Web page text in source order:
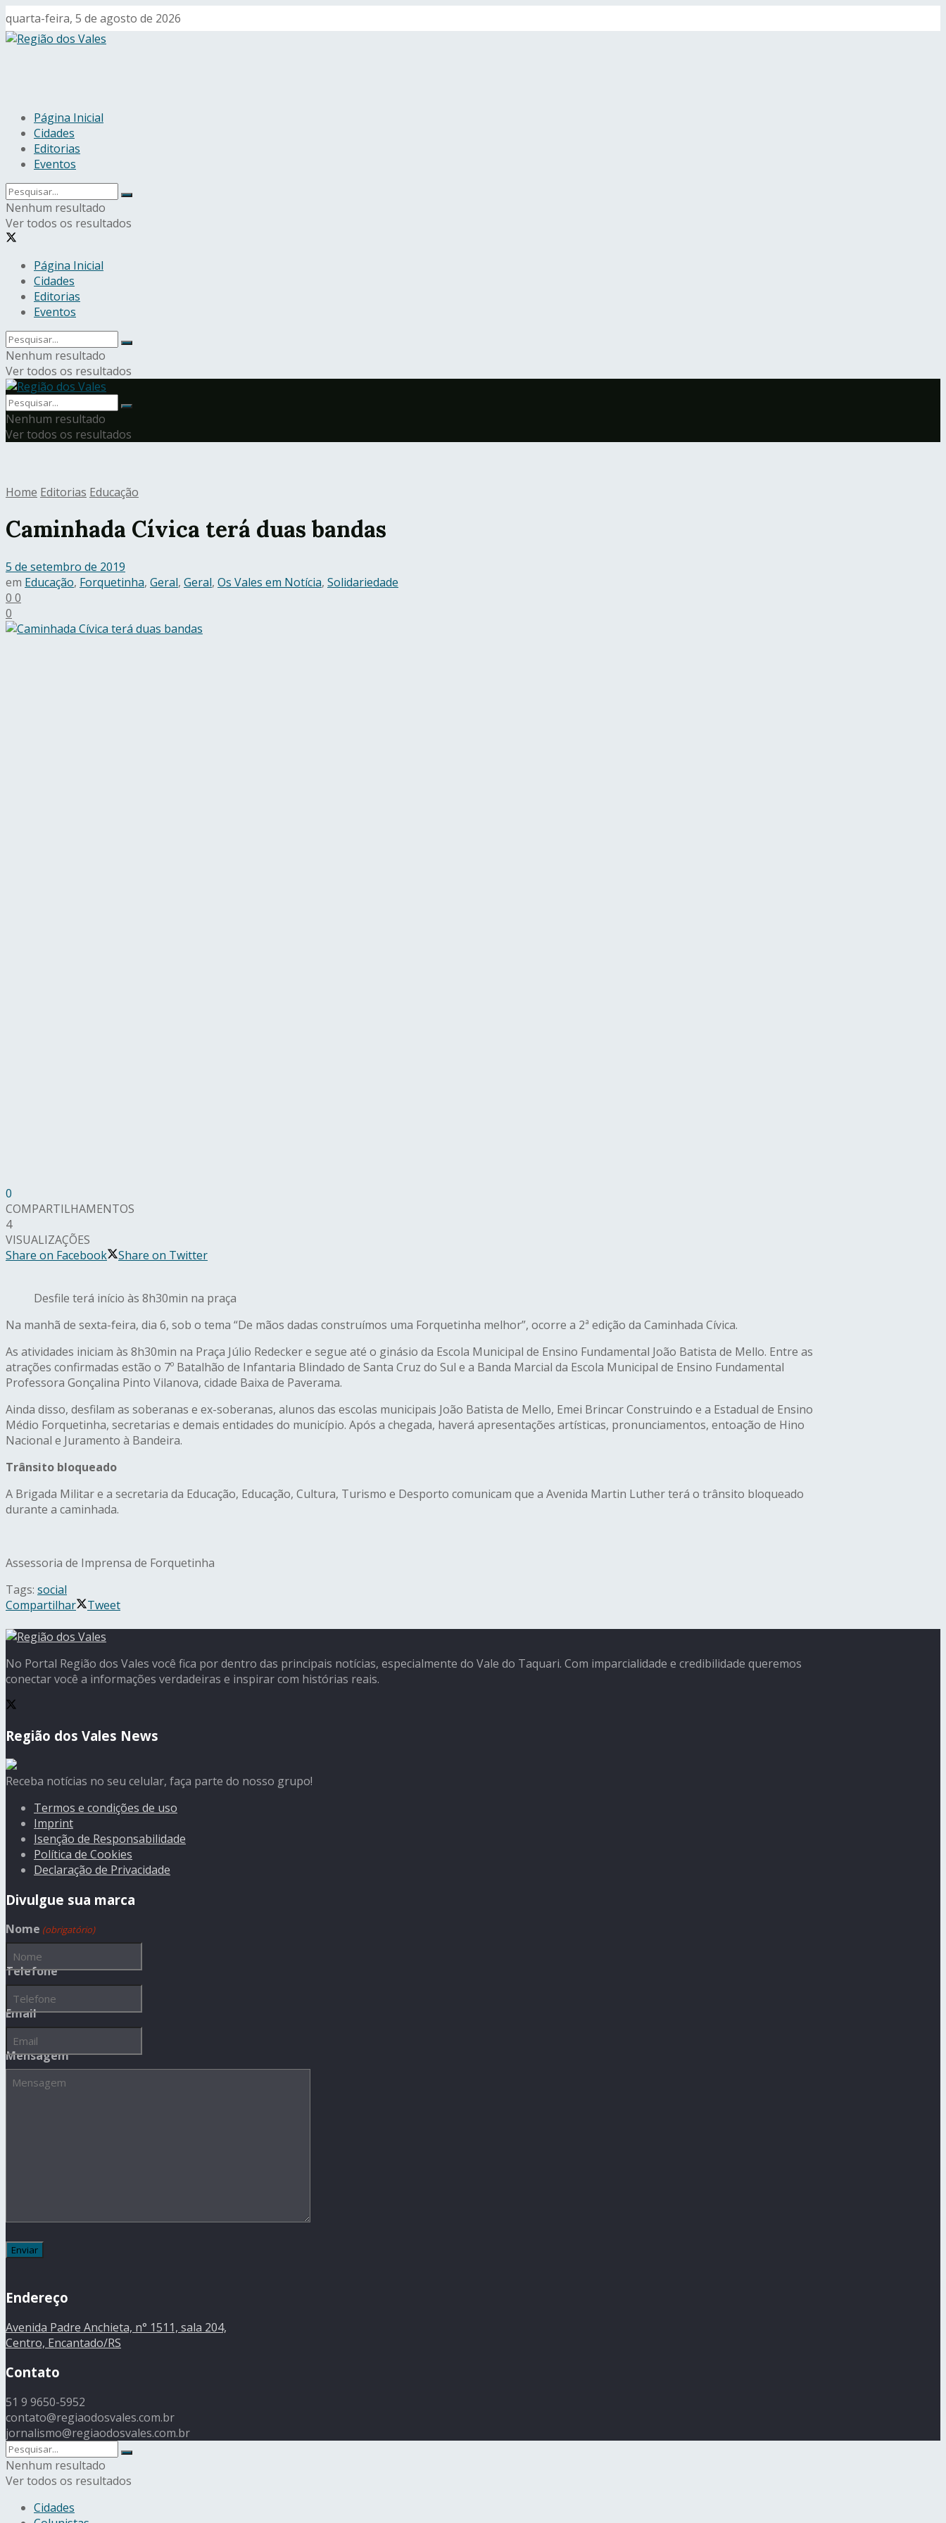
quarta-feira, 5 de agosto de 2026
Página Inicial
Cidades
Editorias
Eventos
Nenhum resultado
Ver todos os resultados
Página Inicial
Cidades
Editorias
Eventos
Nenhum resultado
Ver todos os resultados
Nenhum resultado
Ver todos os resultados
Home Editorias Educação
Caminhada Cívica terá duas bandas
5 de setembro de 2019
em Educação, Forquetinha, Geral, Geral, Os Vales em Notícia, Solidariedade
0 0
0
0
COMPARTILHAMENTOS
4
VISUALIZAÇÕES
Share on Facebook
Share on Twitter
Desfile terá início às 8h30min na praça
Na manhã de sexta-feira, dia 6, sob o tema “De mãos dadas construímos uma Forquetinha melhor”, ocorre a 2ª edição da Caminhada Cívica.
As atividades iniciam às 8h30min na Praça Júlio Redecker e segue até o ginásio da Escola Municipal de Ensino Fundamental João Batista de Mello. Entre as
atrações confirmadas estão o 7º Batalhão de Infantaria Blindado de Santa Cruz do Sul e a Banda Marcial da Escola Municipal de Ensino Fundamental
Professora Gonçalina Pinto Vilanova, cidade Baixa de Paverama.
Ainda disso, desfilam as soberanas e ex-soberanas, alunos das escolas municipais João Batista de Mello, Emei Brincar Construindo e a Estadual de Ensino
Médio Forquetinha, secretarias e demais entidades do município. Após a chegada, haverá apresentações artísticas, pronunciamentos, entoação de Hino
Nacional e Juramento à Bandeira.
Trânsito bloqueado
A Brigada Militar e a secretaria da Educação, Educação, Cultura, Turismo e Desporto comunicam que a Avenida Martin Luther terá o trânsito bloqueado
durante a caminhada.
Assessoria de Imprensa de Forquetinha
Tags: social
Compartilhar
Tweet
No Portal Região dos Vales você fica por dentro das principais notícias, especialmente do Vale do Taquari. Com imparcialidade e credibilidade queremos
conectar você a informações verdadeiras e inspirar com histórias reais.
Região dos Vales News
Receba notícias no seu celular, faça parte do nosso grupo!
Termos e condições de uso
Imprint
Isenção de Responsabilidade
Política de Cookies
Declaração de Privacidade
Divulgue sua marca
Nome (obrigatório)
Telefone
Email
Mensagem
Endereço
Avenida Padre Anchieta, n° 1511, sala 204,
Centro, Encantado/RS
Contato
51 9 9650-5952
contato@regiaodosvales.com.br
jornalismo@regiaodosvales.com.br
Nenhum resultado
Ver todos os resultados
Cidades